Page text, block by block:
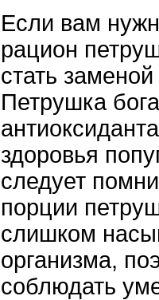
Если вам
рацион
стать
Петрушка
здоровья
следует
порции
слишком
организма,
соблюдать